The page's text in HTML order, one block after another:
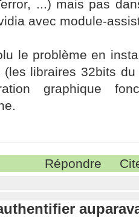
...) mais pas
avec module-
le problème en
(les libraires 32bits
graphique
Répondre